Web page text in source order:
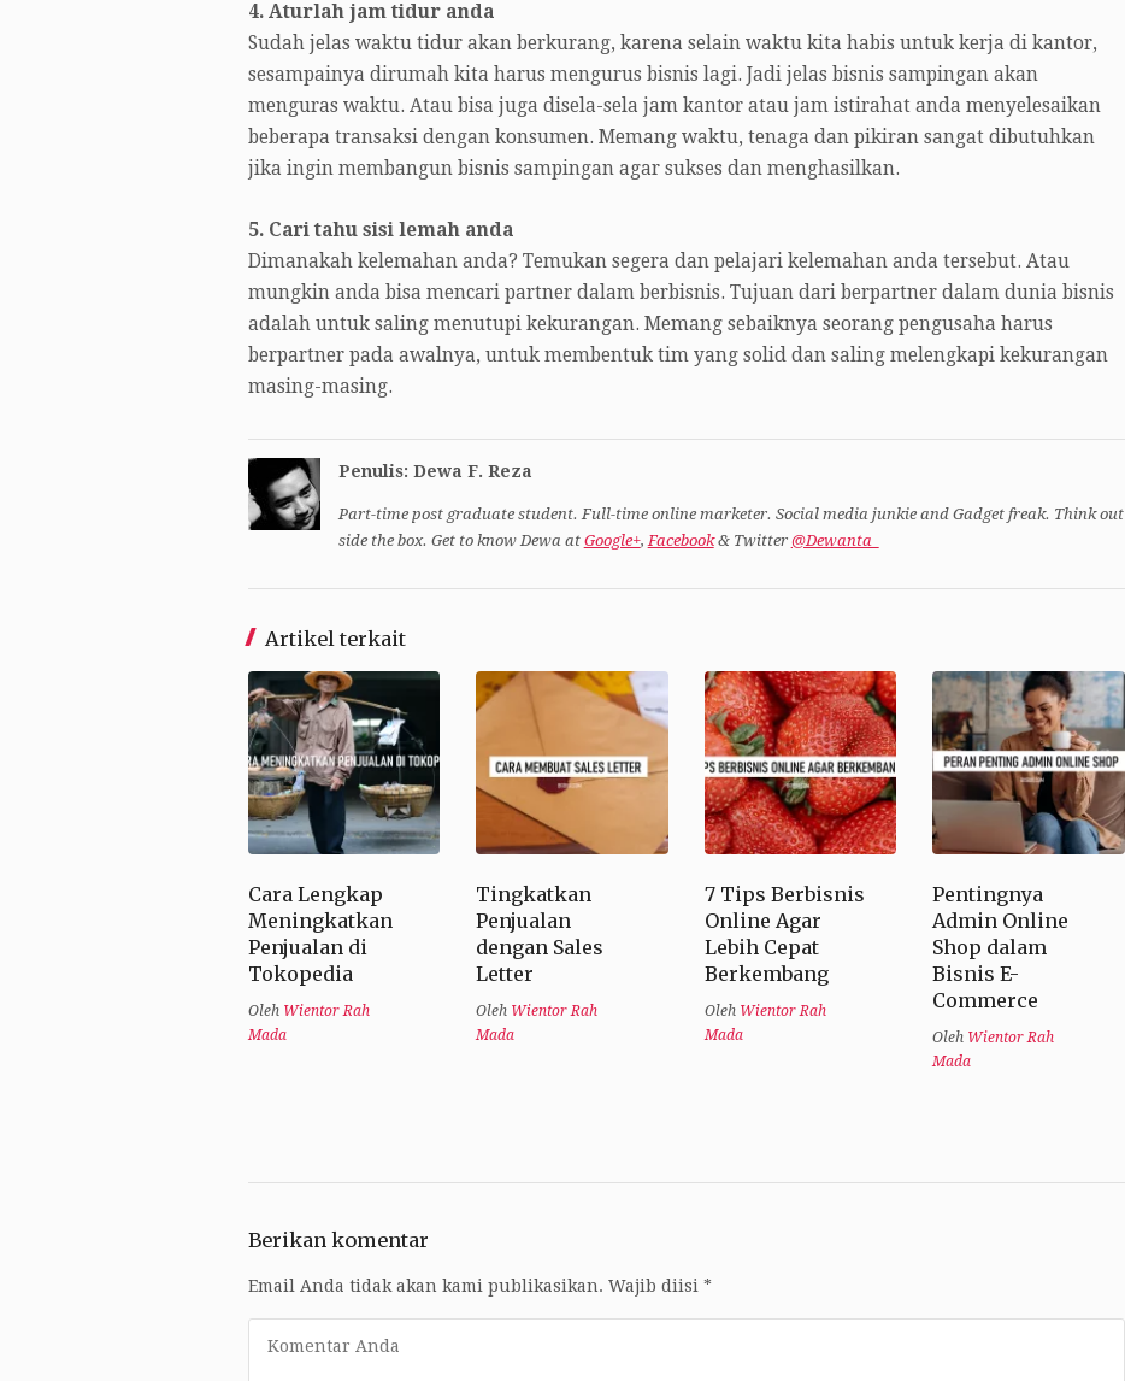
4. Aturlah jam tidur anda
Sudah jelas waktu tidur akan berkurang, karena selain waktu kita habis untuk kerja di kantor,
sesampainya dirumah kita harus mengurus bisnis lagi. Jadi jelas bisnis sampingan akan
menguras waktu. Atau bisa juga disela-sela jam kantor atau jam istirahat anda menyelesaikan
beberapa transaksi dengan konsumen. Memang waktu, tenaga dan pikiran sangat dibutuhkan
jika ingin membangun bisnis sampingan agar sukses dan menghasilkan.
5. Cari tahu sisi lemah anda
Dimanakah kelemahan anda? Temukan segera dan pelajari kelemahan anda tersebut. Atau
mungkin anda bisa mencari partner dalam berbisnis. Tujuan dari berpartner dalam dunia bisnis
adalah untuk saling menutupi kekurangan. Memang sebaiknya seorang pengusaha harus
berpartner pada awalnya, untuk membentuk tim yang solid dan saling melengkapi kekurangan
masing-masing.
Penulis: Dewa F. Reza
Part-time post graduate student. Full-time online marketer. Social media junkie and Gadget freak. Think out
side the box. Get to know Dewa at Google+,Facebook& Twitter @Dewanta_
Artikel terkait
Cara Lengkap
Meningkatkan
Penjualan di
Tokopedia
Oleh Wientor Rah
Mada
Tingkatkan
Penjualan
dengan Sales
Letter
Oleh Wientor Rah
Mada
7 Tips Berbisnis
Online Agar
Lebih Cepat
Berkembang
Oleh Wientor Rah
Mada
Pentingnya
Admin Online
Shop dalam
Bisnis E-
Commerce
Oleh Wientor Rah
Mada
Berikan komentar
Email Anda tidak akan kami publikasikan. Wajib diisi *